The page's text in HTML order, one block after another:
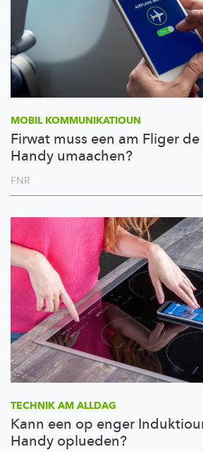
MOBIL KOMMUNIKATIOUN
Firwat muss een am Fliger
Handy umaachen?
FNR
TECHNIK AM ALLDAG
Kann een op enger
Handy oplueden?